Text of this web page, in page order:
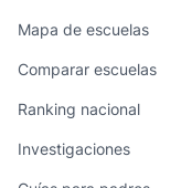
Mapa de escuelas
Comparar escuelas
Ranking nacional
Investigaciones